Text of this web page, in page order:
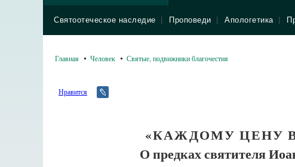
Святоотеческое наследие Проповеди Апологетика
Главная Человек Святые, подвижники благочестия
Нравится
«КАЖДОМУ ЦЕНУ
О предках святителя